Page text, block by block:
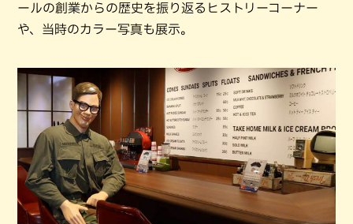
ールの創業からの歴史を振り返るヒストリーコーナー
や、当時のカラー写真も展示。